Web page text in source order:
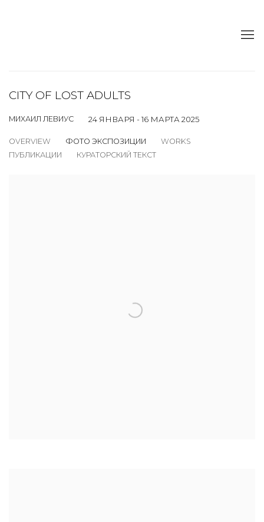
CITY OF LOST ADULTS
МИХАИЛ ЛЕВИУС 24 ЯНВАРЯ - 16 МАРТА 2025
OVERVIEW ФОТО ЭКСПОЗИЦИИ
WORKS
ПУБЛИКАЦИИ
КУРАТОРСКИЙ ТЕКСТ